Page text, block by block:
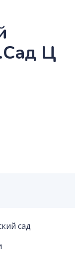
Ц
сад